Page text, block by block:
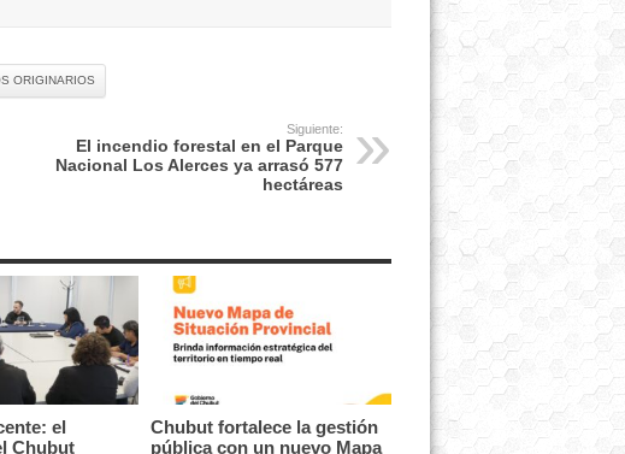
ORIGINARIOS
Siguiente:
El incendio forestal en el Parque
Nacional Los Alerces ya arrasó 577
hectáreas
el
Chubut
Chubut fortalece la gestión
pública con un nuevo Mapa